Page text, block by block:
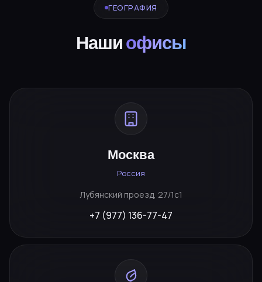
ГЕОГРАФИЯ
Нашиофисы
Москва
Россия
Лубянский проезд, 27/1с1
+7 (977) 136-77-47